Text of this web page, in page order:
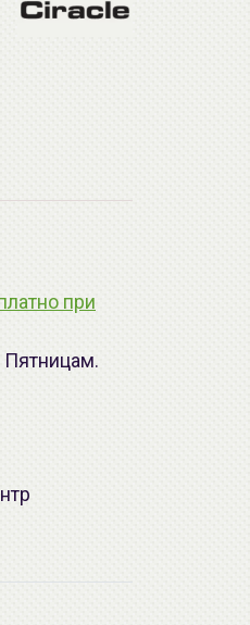
при
Пятницам.